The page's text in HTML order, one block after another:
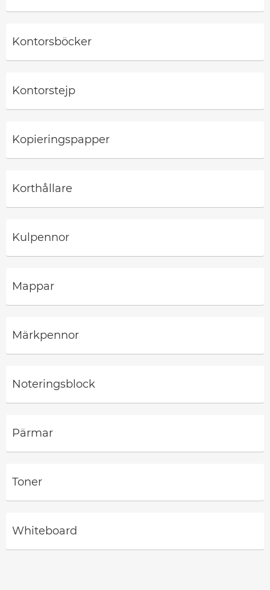
Kontorsböcker
Kontorstejp
Kopieringspapper
Korthållare
Kulpennor
Mappar
Märkpennor
Noteringsblock
Pärmar
Toner
Whiteboard